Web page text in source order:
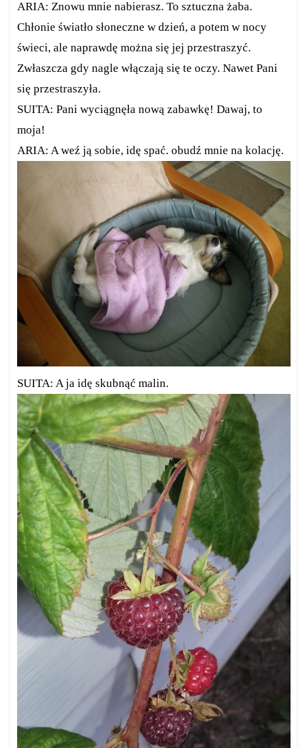
ARIA: Znowu mnie nabierasz. To sztuczna żaba.
Chłonie światło słoneczne w dzień, a potem w nocy
świeci, ale naprawdę można się jej przestraszyć.
Zwłaszcza gdy nagle włączają się te oczy. Nawet Pani
się przestraszyła.
SUITA: Pani wyciągnęła nową zabawkę! Dawaj, to
moja!
ARIA: A weź ją sobie, idę spać. obudź mnie na kolację.
SUITA: A ja idę skubnąć malin.